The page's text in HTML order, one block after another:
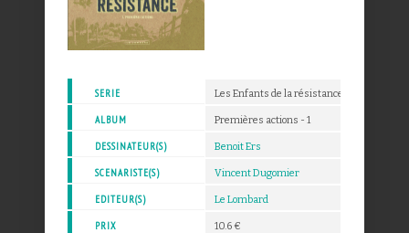
SERIE Les Enfants de la résistance
ALBUM Premières actions - 1
DESSINATEUR(S) Benoit Ers
SCENARISTE(S) Vincent Dugomier
EDITEUR(S) Le Lombard
PRIX 10.6 €